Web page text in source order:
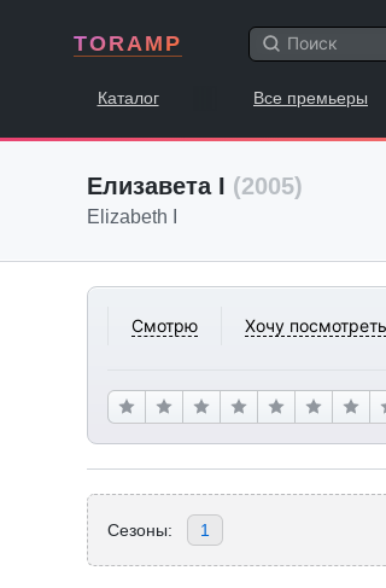
TORAMP
Каталог Все премьеры
Елизавета I (2005)
Elizabeth I
Смотрю Хочу посмотреть
Сезоны: 1